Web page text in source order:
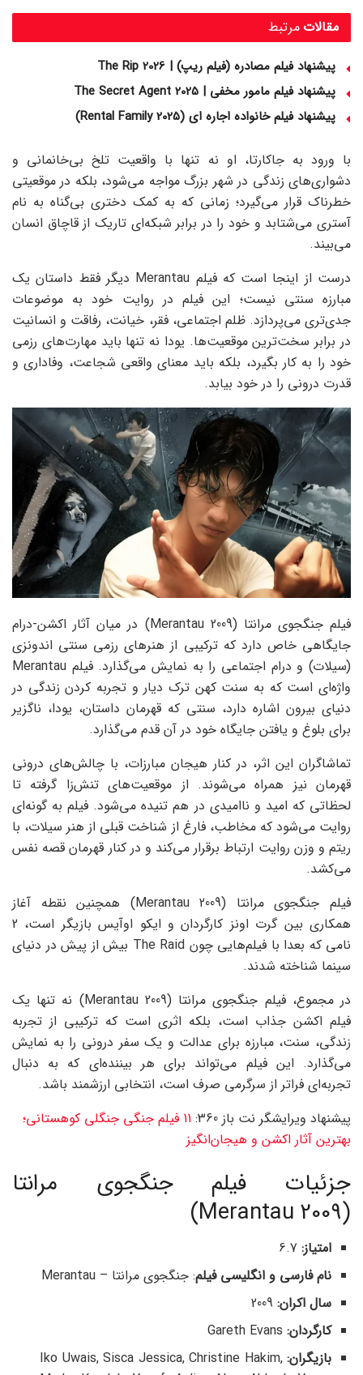
مرتبط مقالات
پیشنهاد فیلم مصادره (فیلم ریپ) | The Rip 2026
پیشنهاد فیلم مامور مخفی | The Secret Agent 2025
پیشنهاد فیلم خانواده اجاره‌ ای (Rental Family 2025)
با ورود به جاکارتا، او نه تنها با واقعیت تلخ بی‌خانمانی و
دشواری‌های زندگی در شهر بزرگ مواجه می‌شود، بلکه در موقعیتی
خطرناک قرار می‌گیرد؛ زمانی که به کمک دختری بی‌گناه به نام
آستری می‌شتابد و خود را در برابر شبکه‌ای تاریک از قاچاق انسان
می‌بیند.
درست از اینجا است که فیلم Merantau دیگر فقط داستان یک
مبارزه سنتی نیست؛ این فیلم در روایت خود به موضوعات
جدی‌تری می‌پردازد. ظلم اجتماعی، فقر، خیانت، رفاقت و انسانیت
در برابر سخت‌ترین موقعیت‌ها. یودا نه تنها باید مهارت‌های رزمی
خود را به کار بگیرد، بلکه باید معنای واقعی شجاعت، وفاداری و
قدرت درونی را در خود بیابد.
فیلم جنگجوی مرانتا (Merantau 2009) در میان آثار اکشن-درام
جایگاهی خاص دارد که ترکیبی از هنرهای رزمی سنتی اندونزی
(سیلات) و درام اجتماعی را به نمایش می‌گذارد. فیلم Merantau
واژه‌ای است که به سنت کهن ترک دیار و تجربه کردن زندگی در
دنیای بیرون اشاره دارد، سنتی که قهرمان داستان، یودا، ناگزیر
برای بلوغ و یافتن جایگاه خود در آن قدم می‌گذارد.
تماشاگران این اثر، در کنار هیجان مبارزات، با چالش‌های درونی
قهرمان نیز همراه می‌شوند. از موقعیت‌های تنش‌زا گرفته تا
لحظاتی که امید و ناامیدی در هم تنیده می‌شود. فیلم به گونه‌ای
روایت می‌شود که مخاطب، فارغ از شناخت قبلی از هنر سیلات، با
ریتم و وزن روایت ارتباط برقرار می‌کند و در کنار قهرمان قصه نفس
می‌کشد.
فیلم جنگجوی مرانتا (Merantau 2009) همچنین نقطه آغاز
همکاری بین گرت اونز کارگردان و ایکو اوآیس بازیگر است، 2
نامی که بعدا با فیلم‌هایی چون The Raid بیش از پیش در دنیای
سینما شناخته شدند.
در مجموع، فیلم جنگجوی مرانتا (Merantau 2009) نه تنها یک
فیلم اکشن جذاب است، بلکه اثری است که ترکیبی از تجربه
زندگی، سنت، مبارزه برای عدالت و یک سفر درونی را به نمایش
می‌گذارد. این فیلم می‌تواند برای هر بیننده‌ای که به دنبال
تجربه‌ای فراتر از سرگرمی صرف است، انتخابی ارزشمند باشد.
پیشنهاد ویرایشگر نت باز 360:
11 فیلم جنگی جنگلی کوهستانی؛
بهترین آثار اکشن و هیجان‌انگیز
جزئیات فیلم جنگجوی مرانتا
(Merantau 2009)
امتیاز: 6.7
نام فارسی و انگلیسی فیلم: جنگجوی مرانتا – Merantau
سال اکران:
کارگردان:
بازیگران: Iko Uwais, Sisca Jessica, Christine Hakim,